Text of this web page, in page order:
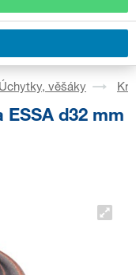
Úchytky, věšáky
ESSA d32 mm